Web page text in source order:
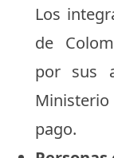
Los
de
por sus
pago.